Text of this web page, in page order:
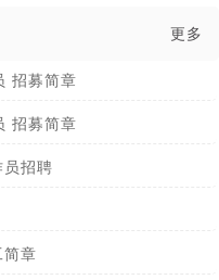
更多
招募简章
招募简章
员招聘
简章